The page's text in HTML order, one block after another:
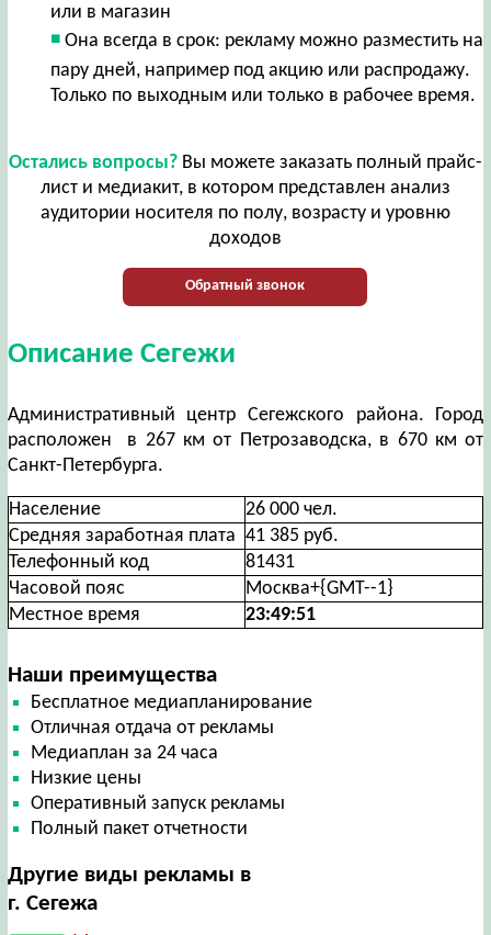
или в магазин
Она всегда в срок: рекламу можно разместить на
пару дней, например под акцию или распродажу.
Только по выходным или только в рабочее время.
Остались вопросы?Вы можете заказать полный прайс-
лист и медиакит, в котором представлен анализ
аудитории носителя по полу, возрасту и уровню
доходов
Обратный звонок
Описание Сегежи
Административный центр Сегежского района. Город
расположен в 267 км от Петрозаводска, в 670 км от
Санкт-Петербурга.
Население
26 000 чел.
Средняя заработная плата 41 385 руб.
Телефонный код
81431
Часовой пояс
Москва+{GMT--1}
Местное время
23:49:52
Наши преимущества
Бесплатное медиапланирование
Отличная отдача от рекламы
Медиаплан за 24 часа
Низкие цены
Оперативный запуск рекламы
Полный пакет отчетности
Другие виды рекламы в
г. Сегежа